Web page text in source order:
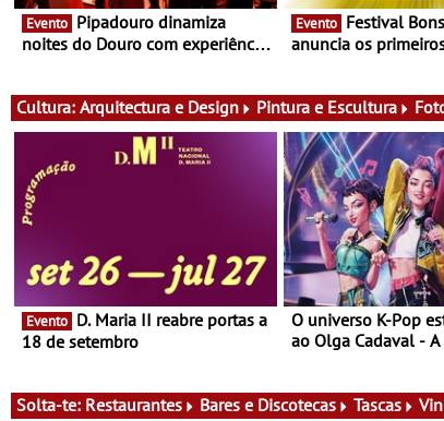
Evento
noites do Douro com experiência
Evento
anuncia os
Cultura: Arquitectura e Design Pintura e Escultura
Evento
18 de setembro
O universo K-Pop
ao Olga Cadaval -
Solta-te: Restaurantes Bares e Discotecas Tascas